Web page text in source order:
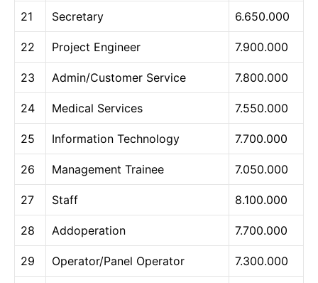
21 Secretary 6.650.000
22 Project Engineer 7.900.000
23 Admin/Customer Service 7.800.000
24 Medical Services 7.550.000
25 Information Technology 7.700.000
26 Management Trainee 7.050.000
27 Staff 8.100.000
28 Addoperation 7.700.000
29 Operator/Panel Operator 7.300.000